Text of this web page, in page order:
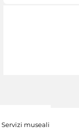
Servizi museali